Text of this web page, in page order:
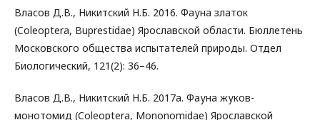
Власов Д.В., Никитский Н.Б. 2016. Фауна златок
(Coleoptera, Buprestidae) Ярославской области. Бюллетень
Московского общества испытателей природы. Отдел
Биологический, 121(2): 36–46.
Власов Д.В., Никитский Н.Б. 2017а. Фауна жуков-
монотомид (Coleoptera, Mononomidae) Ярославской